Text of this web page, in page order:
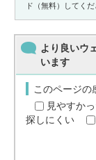
ド（無料）してくだ
より良いウ
います
このページの
見やすか
探しにくい